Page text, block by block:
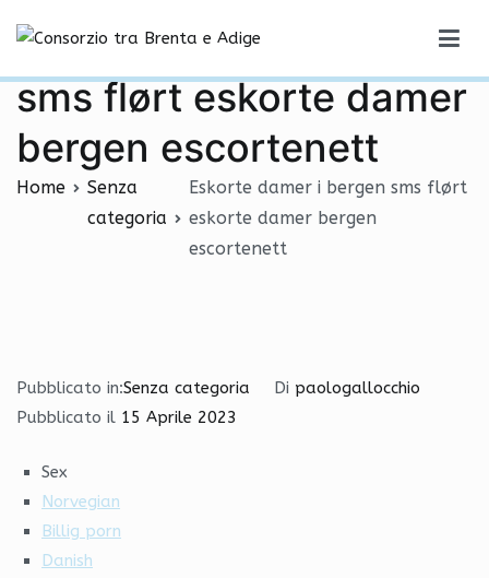
contenuto
Eskorte damer i bergen
sms flørt eskorte damer
bergen escortenett
Home
Senza
categoria
Eskorte damer i bergen sms flørt
eskorte damer bergen
escortenett
Pubblicato in:Senza categoria Di paologallocchio
Pubblicato il 15 Aprile 2023
Sex
Norvegian
Billig porn
Danish